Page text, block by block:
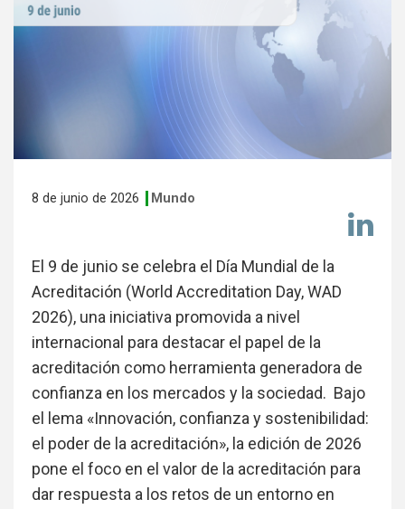
8 de junio de 2026 Mundo
en
El 9 de junio se celebra el Día Mundial de la
Acreditación (World Accreditation Day, WAD
2026), una iniciativa promovida a nivel
internacional para destacar el papel de la
acreditación como herramienta generadora de
confianza en los mercados y la sociedad. Bajo
el lema «Innovación, confianza y sostenibilidad:
el poder de la acreditación», la edición de 2026
pone el foco en el valor de la acreditación para
dar respuesta a los retos de un entorno en